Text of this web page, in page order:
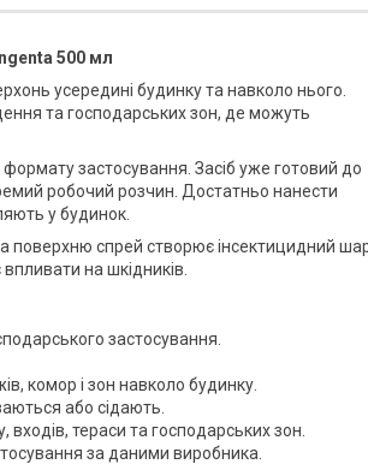
500 мл
усередині будинку та навколо нього.
та господарських зон, де можуть
застосування. Засіб уже готовий до
робочий розчин. Достатньо нанести
у будинок.
поверхню спрей створює інсектицидний
на шкідників.
застосування.
комор і зон навколо будинку.
або сідають.
тераси та господарських зон.
за даними виробника.